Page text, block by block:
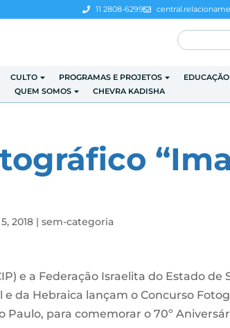
11 2808-6299
CULTO PROGRAMAS E PROJETOS
QUEM SOMOS
CHEVRA KADISHA
2018 |sem-categoria
e a Federação Israelita do Estado de
e da Hebraica lançam o Concurso
Paulo, para comemorar o 70º